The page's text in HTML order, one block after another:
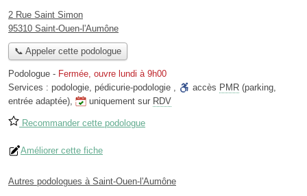
2 Rue Saint Simon
95310 Saint-Ouen-l'Aumône
📞 Appeler cette podologue
Podologue - Fermée, ouvre lundi à 9h00
Services : podologie, pédicurie-podologie , accès PMR (parking,
entrée adaptée), uniquement sur RDV
Recommander cette podologue
Améliorer cette fiche
Autres podologues à Saint-Ouen-l'Aumône